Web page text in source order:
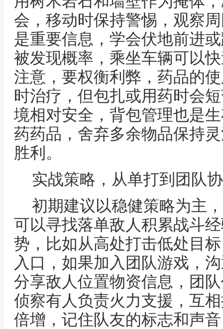
会，移动时保持警惕，观察
是重要信息，学会伏地前进
被发现概率，乘坐车辆可以
注意，要权衡利弊，药品的
时治疗，但包扎或用药时会
境相对安全，背包管理也是
药药品，舍弃多余物品保持
胜利。
实战策略，从单打到团队
初期建议以稳健策略为主
可以寻找落单敌人积累战斗
势，比如从高处打击低处目
入口，如果加入团队游戏，
分享敌人位置物资信息，团
侦察有人负责火力支援，互
倍增，记住队友的标志和声